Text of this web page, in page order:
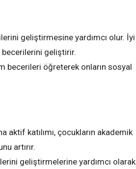
geliştirmesine yardımcı olur. İyi
becerilerini geliştirir.
becerileri öğreterek onların sosyal
aktif katılımı, çocukların akademik
artırır.
geliştirmelerine yardımcı olarak